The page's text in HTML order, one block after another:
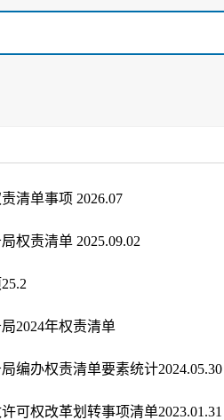
清单事项 2026.07
权责清单 2025.09.02
2024年权责清单
编办权责清单要素统计2024.05.30
可权改革划转事项清单2023.01.31